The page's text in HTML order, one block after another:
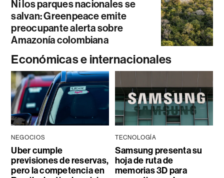
Ni los parques nacionales se
salvan: Greenpeace emite
preocupante alerta sobre
Amazonía colombiana
Económicas e internacionales
NEGOCIOS
Uber cumple
previsiones de reservas,
pero la competencia en
TECNOLOGÍA
Samsung presenta su
hoja de ruta de
memorias 3D para